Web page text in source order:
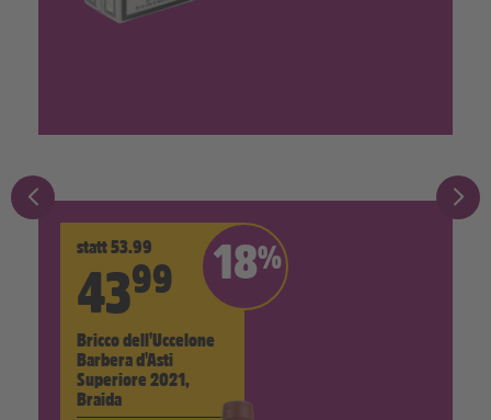
18%
statt 53.99
4399
Bricco dell'Uccelone
Barbera d'Asti
Superiore 2021,
Braida